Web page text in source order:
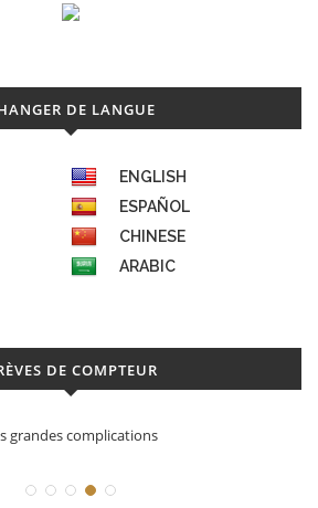
DE LANGUE
ENGLISH
ESPAÑOL
CHINESE
ARABIC
DE COMPTEUR
grandes complications